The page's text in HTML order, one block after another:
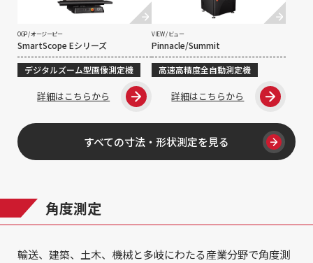
OGP / オージーピー
SmartScope Eシリーズ
デジタルズーム型画像測定機
詳細はこちらから
VIEW / ビュー
Pinnacle/Summit
高速高精度全自動測定機
詳細はこちらから
すべての寸法・形状測定を見る
角度測定
輸送、建築、土木、機械と多岐にわたる産業分野で角度測